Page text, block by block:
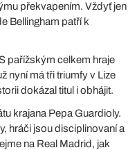
překvapením. Vždyť jen
Bellingham patří k
pařížským celkem hraje
nyní má tři triumfy v Lize
dokázal titul i obhájit.
krajana Pepa Guardioly.
hráči jsou disciplinovaní a
na Real Madrid, jak